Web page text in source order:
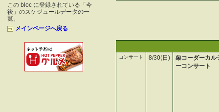
この bloc に登録されている「今
後」のスケジュールデータの一
覧。
メインページへ戻る
コンサート 8/30(日)
栗コーダーカル
ーコンサート